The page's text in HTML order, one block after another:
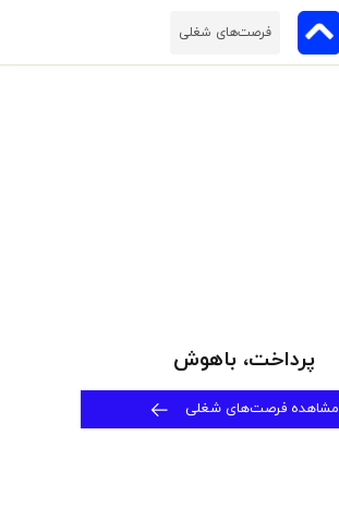
فرصت‌های شغلی
پرداخت، باهوش
مشاهده فرصت‌های شغلی